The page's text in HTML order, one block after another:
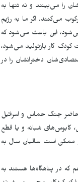
را می‌بینند و نە تنها به
می‌کنند. اگر ما به رژیم
شود، این باعث می‌شود که
کار بازتولید می‌شود،
دخترانشان را در
جنگ حماس و اسرائیل
کابوس‌های شبانه و یا قطع
ممکن است سالیان سال به
که در پناهگاه‌ها هستند بە